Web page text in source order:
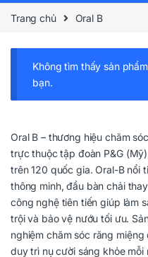
Trang chủ Oral B
Không tìm thấy sản
bạn.
Oral B – thương hiệu chăm
trực thuộc tập đoàn P&G
trên 120 quốc gia. Oral-B nổi
thông minh, đầu bàn chải
công nghệ tiên tiến giúp làm
trội và bảo vệ nướu tối ưu.
nghiệm chăm sóc răng
duy trì nụ cười sáng khỏe mỗi